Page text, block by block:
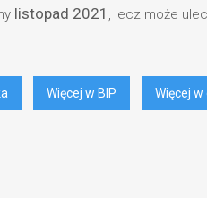
listopad 2021 , lecz może
Więcej w BIP Więcej